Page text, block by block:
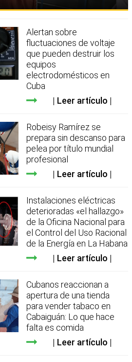
Alertan sobre
fluctuaciones de voltaje
que pueden destruir los
equipos
electrodomésticos en
Cuba
Leer artículo
Robeisy Ramírez se
prepara sin descanso para
pelea por título mundial
profesional
Leer artículo
Instalaciones eléctricas
deterioradas «el hallazgo»
de la Oficina Nacional para
el Control del Uso Racional
de la Energía en La Habana
Leer artículo
Cubanos reaccionan a
apertura de una tienda
para vender tabaco en
Cabaiguán: Lo que hace
falta es comida
Leer artículo